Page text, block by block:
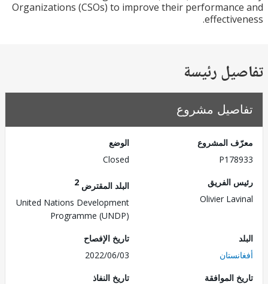
Organizations (CSOs) to improve their
رئيسة
مشروع
المشروع
الفريق
Olivier
البلد المقترض
United Nations Development
Programme (UNDP)
تاريخ الإفصاح
2022/06/03
الموافقة
تاريخ النفاذ